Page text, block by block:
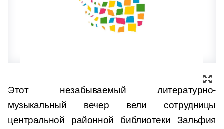
Этот незабываемый литературно-
музыкальный вечер вели сотрудницы
центральной районной библиотеки Зальфия